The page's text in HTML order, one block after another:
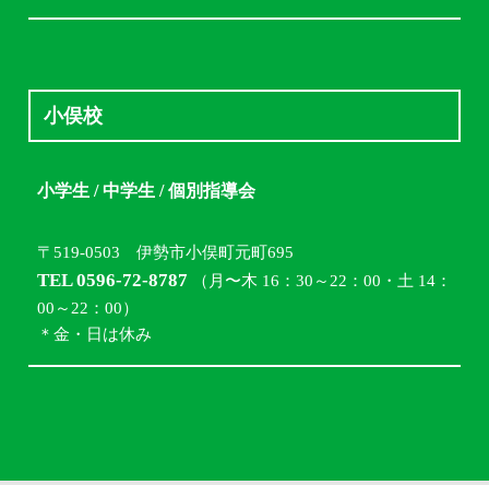
小俣校
小学生 / 中学生 / 個別指導会
〒519-0503 伊勢市小俣町元町695
TEL 0596-72-8787 （月〜木 16：30～22：00・土 14：
00～22：00）
＊金・日は休み